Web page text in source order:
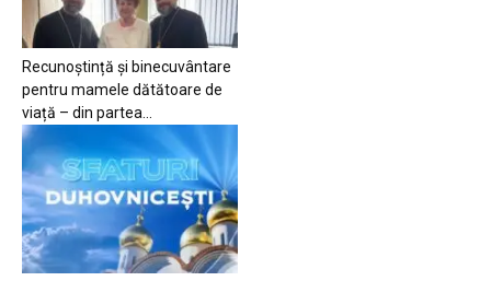
Recunoștință și binecuvântare
pentru mamele dătătoare de
viață – din partea...